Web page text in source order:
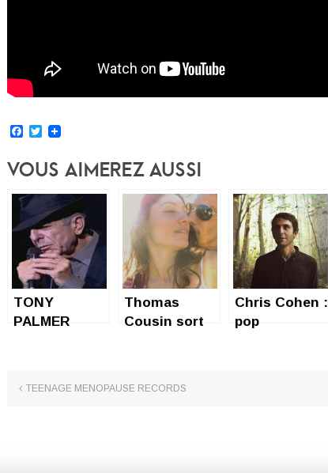
Facebook
Twitter
Vous Aimerez Aussi
TONY
PALMER
Thomas
Cousin sort
Chris Cohen :
pop
TEENAGE MENOPAUSE RECORDS